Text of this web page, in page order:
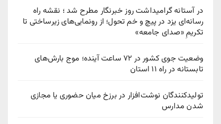
در آستانه گرامیداشت روز خبرنگار مطرح شد ؛ نقشه راه
رسانه‌ای یزد در پیچ‌ و خم تحول؛ از رونمایی‌های زیرساختی تا
تکریمِ «صدای جامعه»
وضعیت جوی کشور در ۷۲ ساعت آینده؛ موج بارش‌های
تابستانه در راه ۱۱ استان
تولیدکنندگان نوشت‌افزار در برزخ میان حضوری یا مجازی
شدن مدارس